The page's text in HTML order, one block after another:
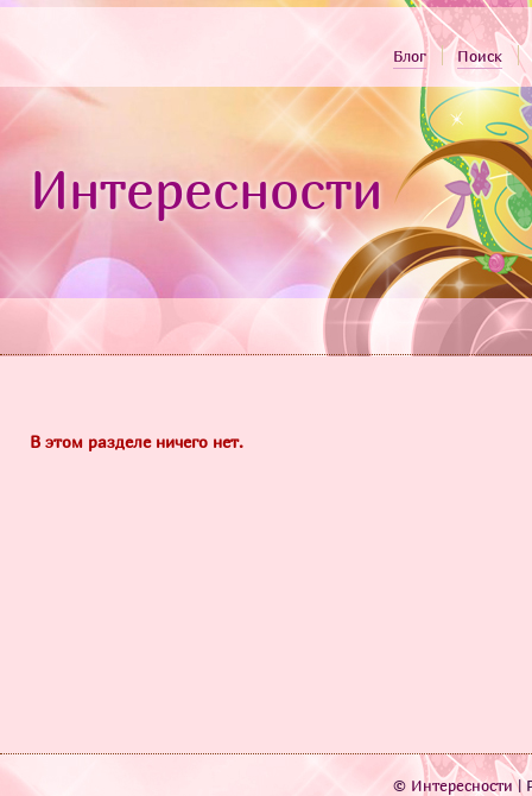
Блог Поиск
Интересности
В этом разделе ничего нет.
© Интересности|